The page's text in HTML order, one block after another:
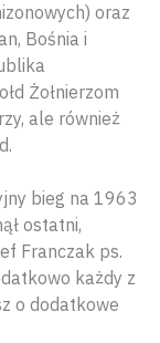
oraz
Bośnia i
Żołnierzom
ale również
bieg na 1963
ostatni,
Franczak ps.
każdy z
o dodatkowe